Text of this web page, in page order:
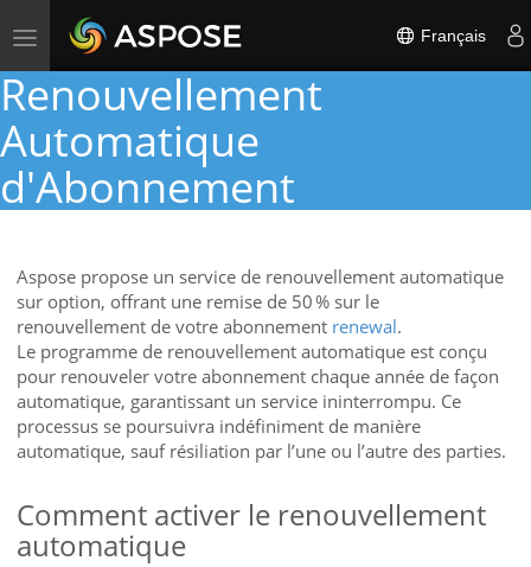
Toggle
navigation
Français
Renouvellement
Automatique
d'Abonnement
Aspose propose un service de renouvellement automatique
sur option, offrant une remise de 50 % sur le
renouvellement de votre abonnement renewal.
Le programme de renouvellement automatique est conçu
pour renouveler votre abonnement chaque année de façon
automatique, garantissant un service ininterrompu. Ce
processus se poursuivra indéfiniment de manière
automatique, sauf résiliation par l’une ou l’autre des parties.
Comment activer le renouvellement
automatique